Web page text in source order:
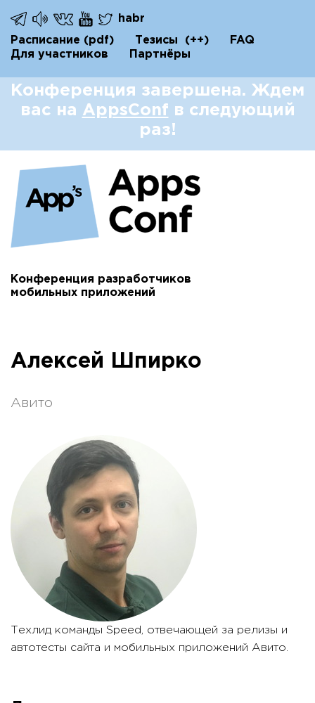
habr
Расписание (pdf) Тезисы (++)
FAQ
Для участников
Партнёры
Конференция завершена. Ждем
вас на AppsConf в следующий
раз!
Конференция разработчиков
мобильных приложений
Алексей Шпирко
Авито
Техлид команды Speed, отвечающей за релизы и
автотесты сайта и мобильных приложений Авито.